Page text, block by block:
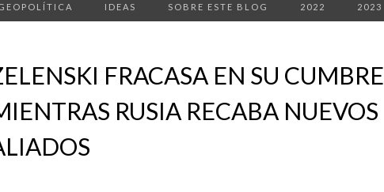
IDEAS SOBRE ESTE BLOG 2022 2023
FRACASA EN SU CUMBRE
RUSIA RECABA NUEVOS